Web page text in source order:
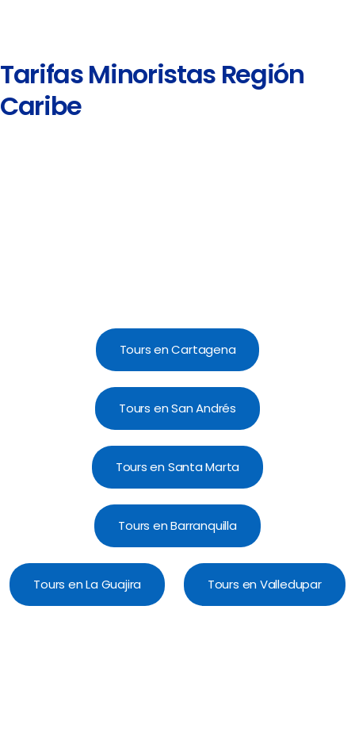
Tarifas Minoristas Región
Caribe
Tours en Cartagena
Tours en San Andrés
Tours en Santa Marta
Tours en Barranquilla
Tours en La Guajira Tours en Valledupar